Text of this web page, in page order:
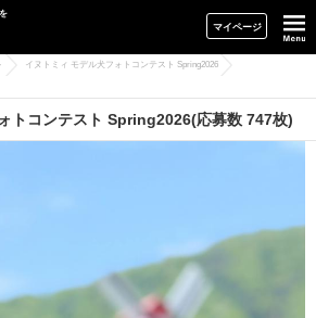
マイページ
イヌトミィ モデル犬フォトコンテスト Spring2026
トコンテスト Spring2026(応募数 747枚)